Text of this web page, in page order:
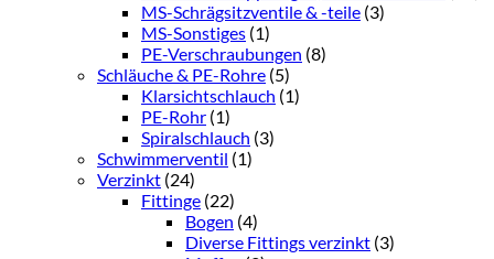
MS-Schrägsitzventile & -teile (3)
MS-Sonstiges (1)
PE-Verschraubungen (8)
Schläuche & PE-Rohre (5)
Klarsichtschlauch (1)
PE-Rohr (1)
Spiralschlauch (3)
Schwimmerventil (1)
Verzinkt (24)
Fittinge (22)
Bogen (4)
Diverse Fittings verzinkt (3)